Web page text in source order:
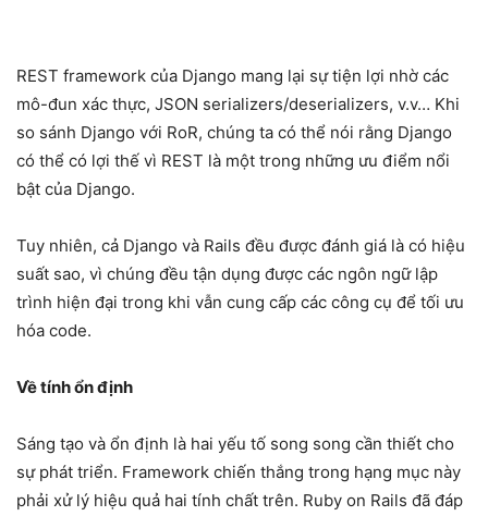
REST framework của Django mang lại sự tiện lợi nhờ các
mô-đun xác thực, JSON serializers/deserializers, v.v… Khi
so sánh Django với RoR, chúng ta có thể nói rằng Django
có thể có lợi thế vì REST là một trong những ưu điểm nổi
bật của Django.
Tuy nhiên, cả Django và Rails đều được đánh giá là có hiệu
suất sao, vì chúng đều tận dụng được các ngôn ngữ lập
trình hiện đại trong khi vẫn cung cấp các công cụ để tối ưu
hóa code.
Về tính ổn định
Sáng tạo và ổn định là hai yếu tố song song cần thiết cho
sự phát triển. Framework chiến thắng trong hạng mục này
phải xử lý hiệu quả hai tính chất trên. Ruby on Rails đã đáp